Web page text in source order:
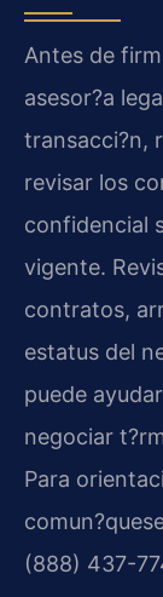
Antes de
asesor?a
transacci?n,
revisar los
confidencial
vigente.
contratos,
estatus del
puede
negociar
Para
(888) 437-